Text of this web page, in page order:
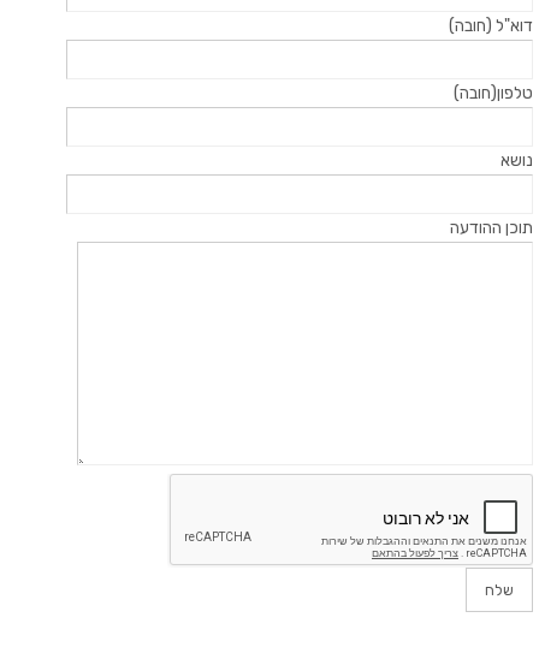
דוא"ל (חובה)
טלפון(חובה)
נושא
תוכן ההודעה